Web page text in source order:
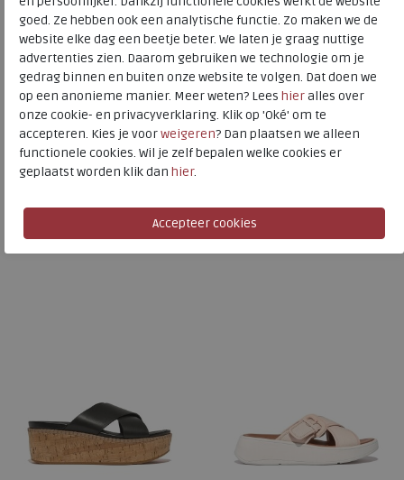
FitFlop
Toon alles vanFitFlop
Naar alleslippers
Naar alleFitFlop slippers
Is dit iets voor u?
goed. Ze hebben ook een analytische functie. Zo maken we de
website elke dag een beetje beter. We laten je graag nuttige
advertenties zien. Daarom gebruiken we technologie om je
gedrag binnen en buiten onze website te volgen. Dat doen we
op een anonieme manier. Meer weten? Lees hieralles over
onze cookie- en privacyverklaring. Klik op 'Oké' om te
accepteren. Kies je voorweigeren? Dan plaatsen we alleen
functionele cookies. Wil je zelf bepalen welke cookies er
geplaatst worden klik dan hier.